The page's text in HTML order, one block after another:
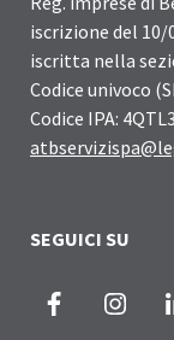
iscrizione del 10/
iscritta nella
Codice univoco
Codice IPA:
SEGUICI SU
Facebook